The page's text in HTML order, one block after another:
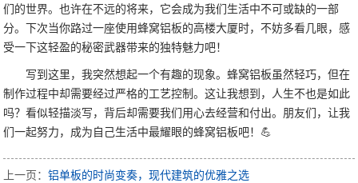
们的世界。也许在不远的将来，它会成为我们生活中不可或缺的一部
分。下次当你路过一座使用蜂窝铝板的高楼大厦时，不妨多看几眼，感
受一下这轻盈的秘密武器带来的独特魅力吧！
写到这里，我突然想起一个有趣的现象。蜂窝铝板虽然轻巧，但在
制作过程中却需要经过严格的工艺控制。这让我想到，人生不也是如此
吗？看似轻描淡写，背后却需要我们用心去经营和付出。朋友们，让我
们一起努力，成为自己生活中最耀眼的蜂窝铝板吧！💪
上一页：铝单板的时尚变奏，现代建筑的优雅之选